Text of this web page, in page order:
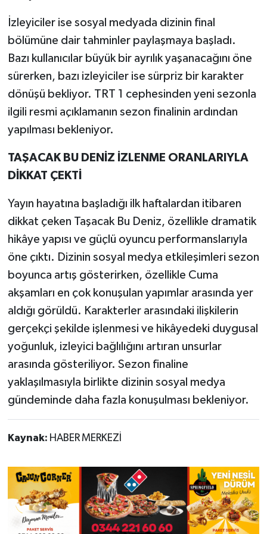
İzleyiciler ise sosyal medyada dizinin final
bölümüne dair tahminler paylaşmaya başladı.
Bazı kullanıcılar büyük bir ayrılık yaşanacağını öne
sürerken, bazı izleyiciler ise sürpriz bir karakter
dönüşü bekliyor. TRT 1 cephesinden yeni sezonla
ilgili resmi açıklamanın sezon finalinin ardından
yapılması bekleniyor.
TAŞACAK BU DENİZ İZLENME ORANLARIYLA
DİKKAT ÇEKTİ
Yayın hayatına başladığı ilk haftalardan itibaren
dikkat çeken Taşacak Bu Deniz, özellikle dramatik
hikâye yapısı ve güçlü oyuncu performanslarıyla
öne çıktı. Dizinin sosyal medya etkileşimleri sezon
boyunca artış gösterirken, özellikle Cuma
akşamları en çok konuşulan yapımlar arasında yer
aldığı görüldü. Karakterler arasındaki ilişkilerin
gerçekçi şekilde işlenmesi ve hikâyedeki duygusal
yoğunluk, izleyici bağlılığını artıran unsurlar
arasında gösteriliyor. Sezon finaline
yaklaşılmasıyla birlikte dizinin sosyal medya
gündeminde daha fazla konuşulması bekleniyor.
Kaynak: HABER MERKEZİ